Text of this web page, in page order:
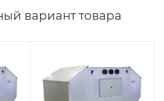
вариант товара